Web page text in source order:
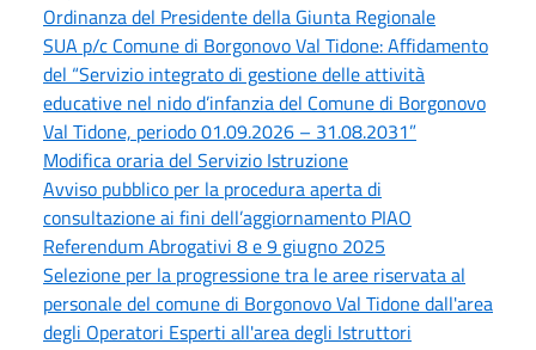
Ordinanza del Presidente della Giunta Regionale
SUA p/c Comune di Borgonovo Val Tidone: Affidamento
del “Servizio integrato di gestione delle attività
educative nel nido d’infanzia del Comune di Borgonovo
Val Tidone, periodo 01.09.2026 – 31.08.2031”
Modifica oraria del Servizio Istruzione
Avviso pubblico per la procedura aperta di
consultazione ai fini dell’aggiornamento PIAO
Referendum Abrogativi 8 e 9 giugno 2025
Selezione per la progressione tra le aree riservata al
personale del comune di Borgonovo Val Tidone dall'area
degli Operatori Esperti all'area degli Istruttori